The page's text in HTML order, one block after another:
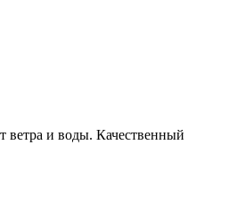
ветра и воды. Качественный